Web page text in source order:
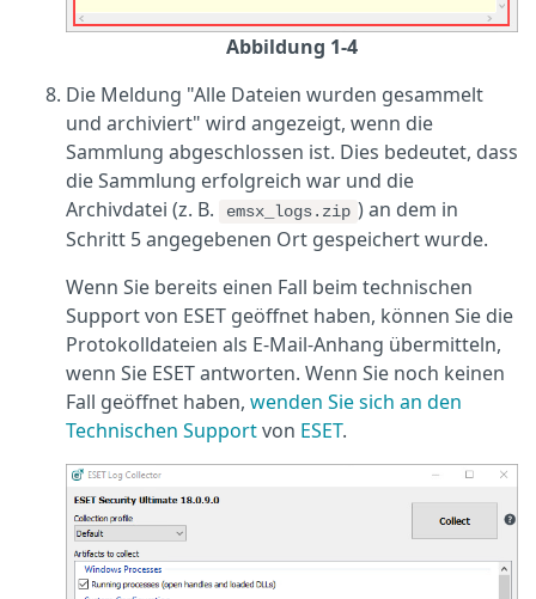
Abbildung 1-4
Die Meldung "Alle Dateien wurden gesammelt
und archiviert" wird angezeigt, wenn die
Sammlung abgeschlossen ist. Dies bedeutet, dass
die Sammlung erfolgreich war und die
Archivdatei (z. B.
emsx_logs.zip ) an dem in
Schritt 5 angegebenen Ort gespeichert wurde.
Wenn Sie bereits einen Fall beim technischen
Support von ESET geöffnet haben, können Sie die
Protokolldateien als E-Mail-Anhang übermitteln,
wenn Sie ESET antworten. Wenn Sie noch keinen
Fall geöffnet haben, wenden Sie sich an den
Technischen Supportvon ESET.